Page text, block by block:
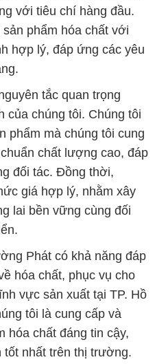
với tiêu chí hàng đầu.
phẩm hóa chất với
hợp lý, đáp ứng các yêu
tắc quan trọng
của chúng tôi. Chúng tôi
phẩm mà chúng tôi cung
chất lượng cao, đáp
đối tác. Đồng thời,
giá hợp lý, nhằm xây
lai bền vững cùng đối
Phát có khả năng đáp
hóa chất, phục vụ cho
vực sản xuất tại TP. Hồ
tôi là cung cấp và
hóa chất đáng tin cậy,
nhất trên thị trường.